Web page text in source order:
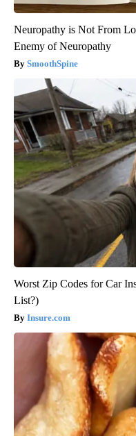
Neuropathy is Not From
Enemy of Neuropathy
SmoothSpine
Worst Zip Codes for Car
List?)
Insure.com